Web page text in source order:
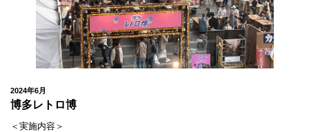
2024年6月
博多レトロ博
＜実施内容＞